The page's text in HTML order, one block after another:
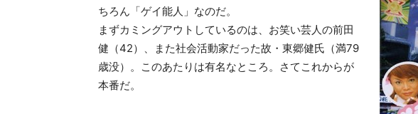
ちろん「ゲイ能人」なのだ。
まずカミングアウトしているのは、お笑い芸人の前田
健（42）、また社会活動家だった故・東郷健氏（満79
歳没）。このあたりは有名なところ。さてこれからが
本番だ。